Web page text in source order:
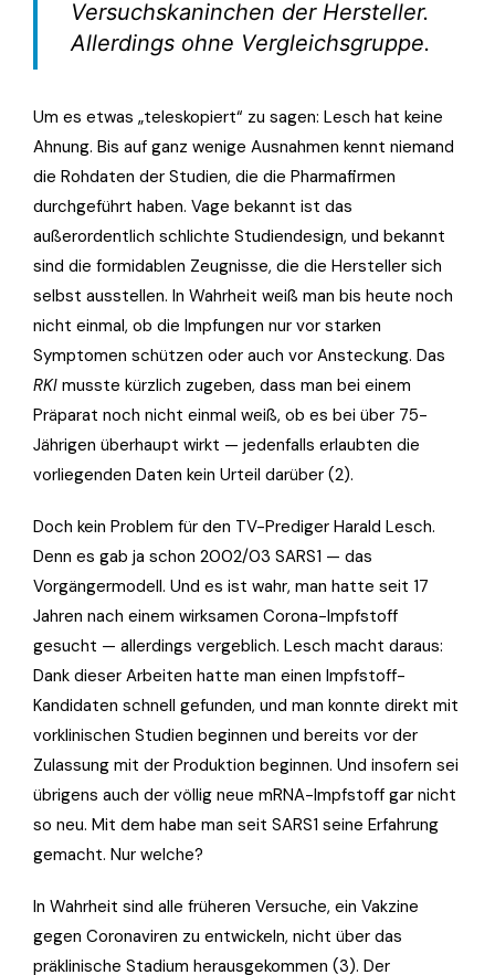
Versuchskaninchen der Hersteller.
Allerdings ohne Vergleichsgruppe.
Um es etwas „teleskopiert“ zu sagen: Lesch hat keine
Ahnung. Bis auf ganz wenige Ausnahmen kennt niemand
die Rohdaten der Studien, die die Pharmafirmen
durchgeführt haben. Vage bekannt ist das
außerordentlich schlichte Studiendesign, und bekannt
sind die formidablen Zeugnisse, die die Hersteller sich
selbst ausstellen. In Wahrheit weiß man bis heute noch
nicht einmal, ob die Impfungen nur vor starken
Symptomen schützen oder auch vor Ansteckung. Das
RKI musste kürzlich zugeben, dass man bei einem
Präparat noch nicht einmal weiß, ob es bei über 75-
Jährigen überhaupt wirkt — jedenfalls erlaubten die
vorliegenden Daten kein Urteil darüber (2).
Doch kein Problem für den TV-Prediger Harald Lesch.
Denn es gab ja schon 2002/03 SARS1 — das
Vorgängermodell. Und es ist wahr, man hatte seit 17
Jahren nach einem wirksamen Corona-Impfstoff
gesucht — allerdings vergeblich. Lesch macht daraus:
Dank dieser Arbeiten hatte man einen Impfstoff-
Kandidaten schnell gefunden, und man konnte direkt mit
vorklinischen Studien beginnen und bereits vor der
Zulassung mit der Produktion beginnen. Und insofern sei
übrigens auch der völlig neue mRNA-Impfstoff gar nicht
so neu. Mit dem habe man seit SARS1 seine Erfahrung
gemacht. Nur welche?
In Wahrheit sind alle früheren Versuche, ein Vakzine
gegen Coronaviren zu entwickeln, nicht über das
präklinische Stadium herausgekommen (3). Der